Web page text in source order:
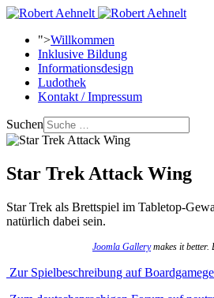
">Willkommen
Inklusive Bildung
Informationsdesign
Ludothek
Kontakt / Impressum
Suchen
Star Trek Attack Wing
Star Trek als Brettspiel im Tabletop-
natürlich dabei sein.
Joomla Gallerymakes it better.
Zur Spielbeschreibung auf